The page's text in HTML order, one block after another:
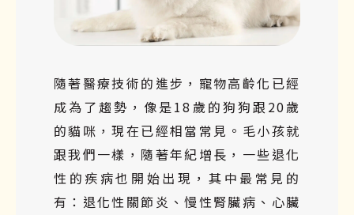
隨著醫療技術的進步，寵物高齡化已經
成為了趨勢，像是18歲的狗狗跟20歲
的貓咪，現在已經相當常見。毛小孩就
跟我們一樣，隨著年紀增長，一些退化
性的疾病也開始出現，其中最常見的
有：退化性關節炎、慢性腎臟病、心臟